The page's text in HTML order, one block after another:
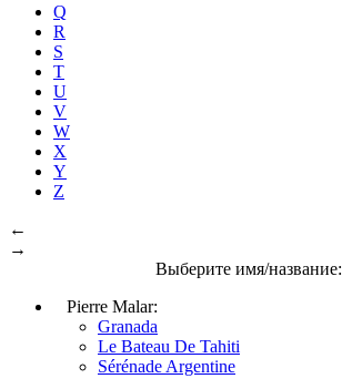
Q
R
S
T
U
V
W
X
Y
Z
←
→
Выберите имя/название:
Pierre Malar:
Granada
Le Bateau De Tahiti
Sérénade Argentine